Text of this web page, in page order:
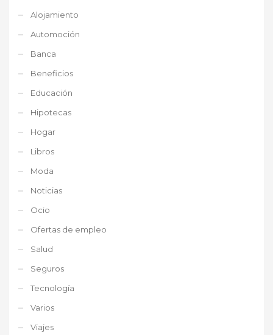
Alojamiento
Automoción
Banca
Beneficios
Educación
Hipotecas
Hogar
Libros
Moda
Noticias
Ocio
Ofertas de empleo
Salud
Seguros
Tecnología
Varios
Viajes